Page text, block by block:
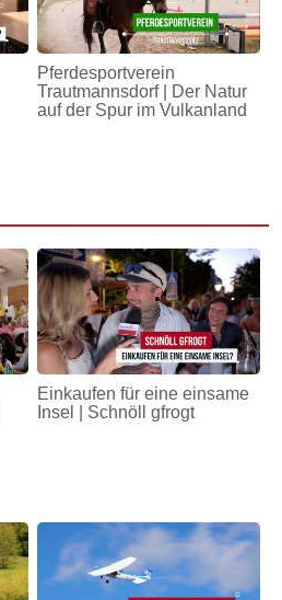
Pferdesportverein
Trautmannsdorf | Der Natur
auf der Spur im Vulkanland
Einkaufen für eine einsame
Insel | Schnöll gfrogt